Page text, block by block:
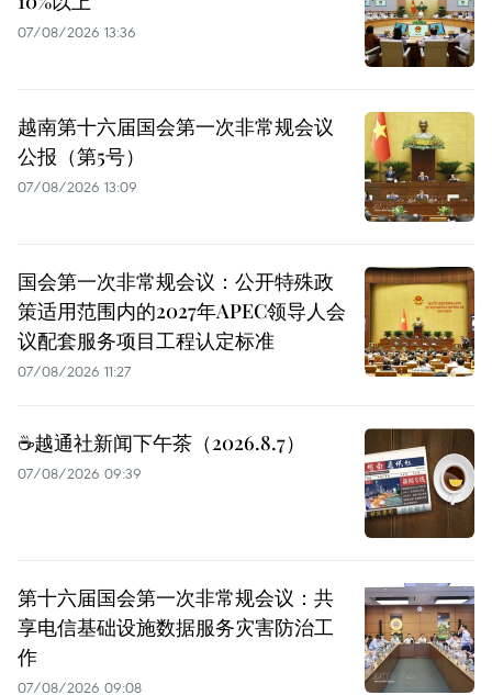
07/08/2026 13:36
越南第十六届国会第一次非常规会议
公报（第5号）
07/08/2026 13:09
国会第一次非常规会议：公开特殊政
策适用范围内的2027年APEC领导人会
议配套服务项目工程认定标准
07/08/2026 11:27
☕️越通社新闻下午茶（2026.8.7）
07/08/2026 09:39
第十六届国会第一次非常规会议：共
享电信基础设施数据服务灾害防治工
作
07/08/2026 09:08